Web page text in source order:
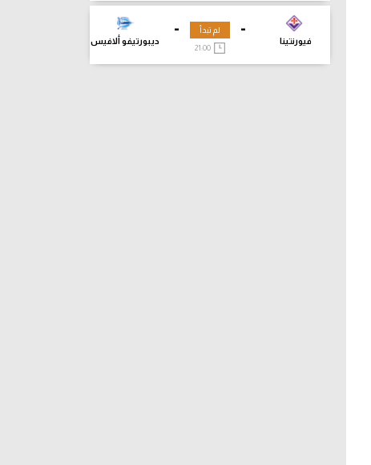
-
فيورنتينا
-
ديبورتيفو ألافيس
لم تبدأ